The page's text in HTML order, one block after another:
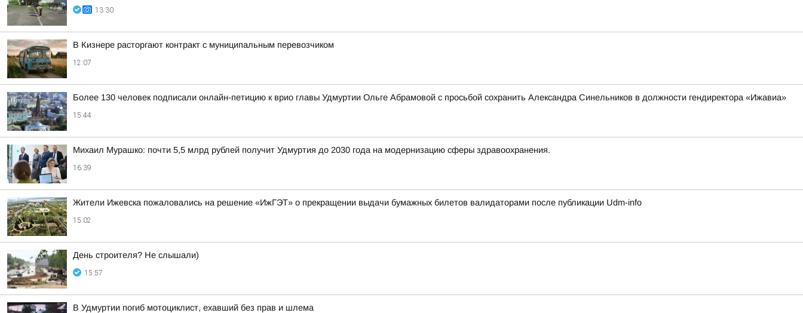
13:30
В Кизнере расторгают контракт с муниципальным перевозчиком
12:07
Более 130 человек подписали онлайн-петицию к врио главы Удмуртии Ольге Абрамовой с просьбой сохранить Александра Синельников в должности гендиректора «Ижавиа»
15:44
Михаил Мурашко: почти 5,5 млрд рублей получит Удмуртия до 2030 года на модернизацию сферы здравоохранения.
16:39
Жители Ижевска пожаловались на решение «ИжГЭТ» о прекращении выдачи бумажных билетов валидаторами после публикации Udm-info
15:02
День строителя? Не слышали)
15:57
В Удмуртии погиб мотоциклист, ехавший без прав и шлема